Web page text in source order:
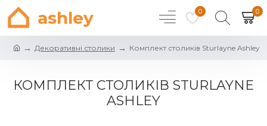
ashley 0 0
Декоративні столики Комплект столиків Sturlayne Ashley
КОМПЛЕКТ СТОЛИКІВ STURLAYNE
ASHLEY